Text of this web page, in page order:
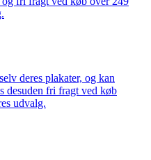
deres plakater, og kan
desuden fri fragt ved køb
udvalg.